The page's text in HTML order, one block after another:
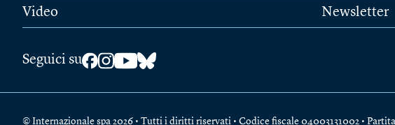
Video Newsletter
Seguici su
© Internazionale spa 2026 • Tutti i diritti riservati • Codice fiscale 04003131002 •